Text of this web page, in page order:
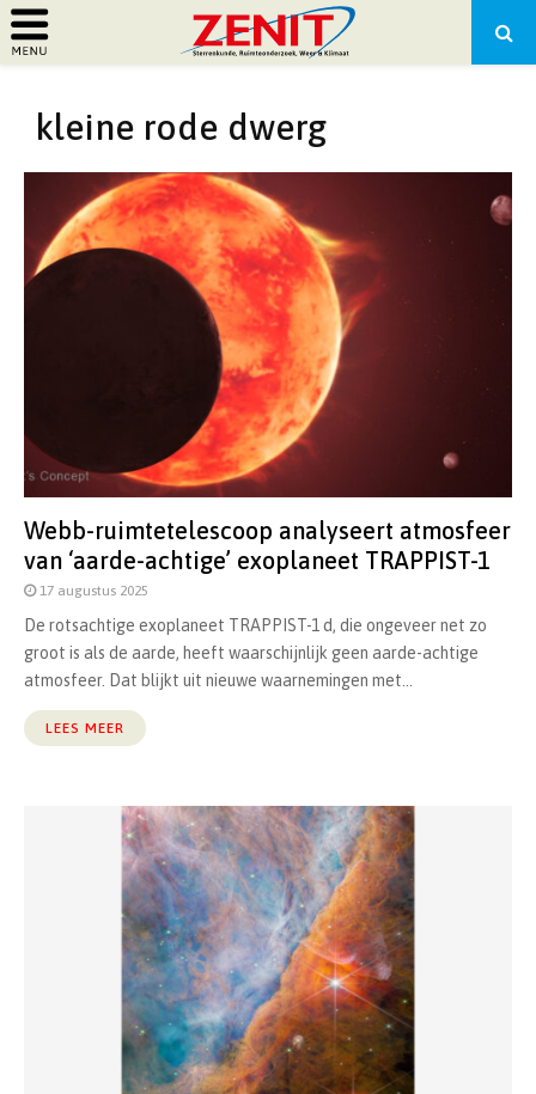
PRIMARY
MENU
kleine rode dwerg
Webb-ruimtetelescoop analyseert atmosfeer
van ‘aarde-achtige’ exoplaneet TRAPPIST-1
17 augustus 2025
De rotsachtige exoplaneet TRAPPIST-1 d, die ongeveer net zo
groot is als de aarde, heeft waarschijnlijk geen aarde-achtige
atmosfeer. Dat blijkt uit nieuwe waarnemingen met...
LEES MEER